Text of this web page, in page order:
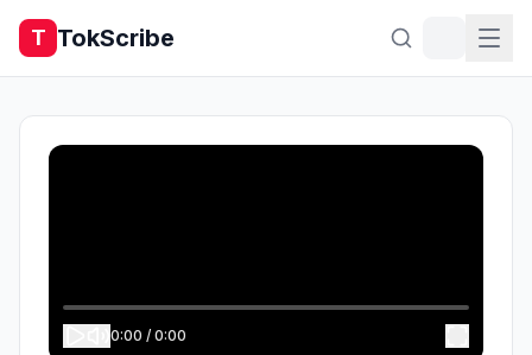
T TokScribe
0:00 / 0:00